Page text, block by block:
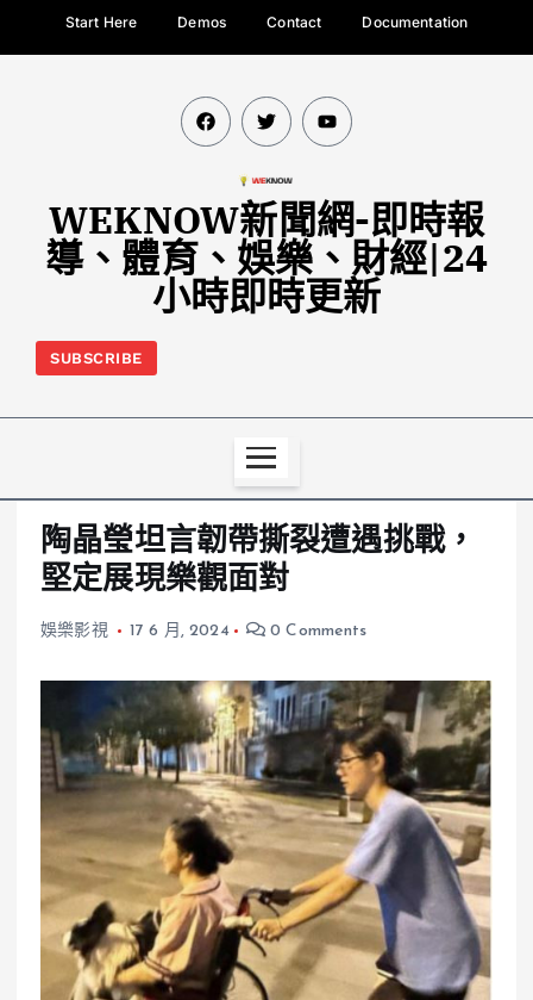
Start Here Demos Contact Documentation
WEKNOW新聞網-即時報
導、體育、娛樂、財經|24
小時即時更新
SUBSCRIBE
陶晶瑩坦言韌帶撕裂遭遇挑戰，
堅定展現樂觀面對
娛樂影視 17 6 月, 2024 0 Comments